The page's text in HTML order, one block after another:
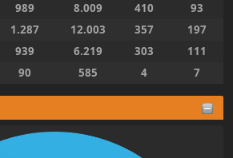
989 8.009 410
93
1.287 12.003 357
197
939 6.219 303
111
90 585 4 7